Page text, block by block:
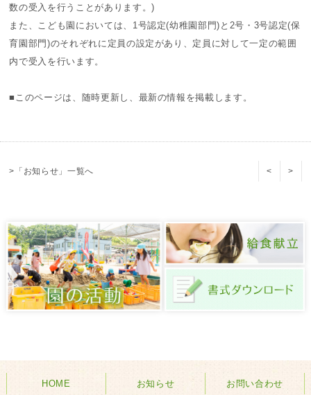
数の受入を行うことがあります。)
また、こども園においては、1号認定(幼稚園部門)と2号・3号認定(保
育園部門)のそれぞれに定員の設定があり、定員に対して一定の範囲
内で受入を行います。
■このページは、随時更新し、最新の情報を掲載します。
>「お知らせ」一覧へ < >
HOME お知らせ お問い合わせ